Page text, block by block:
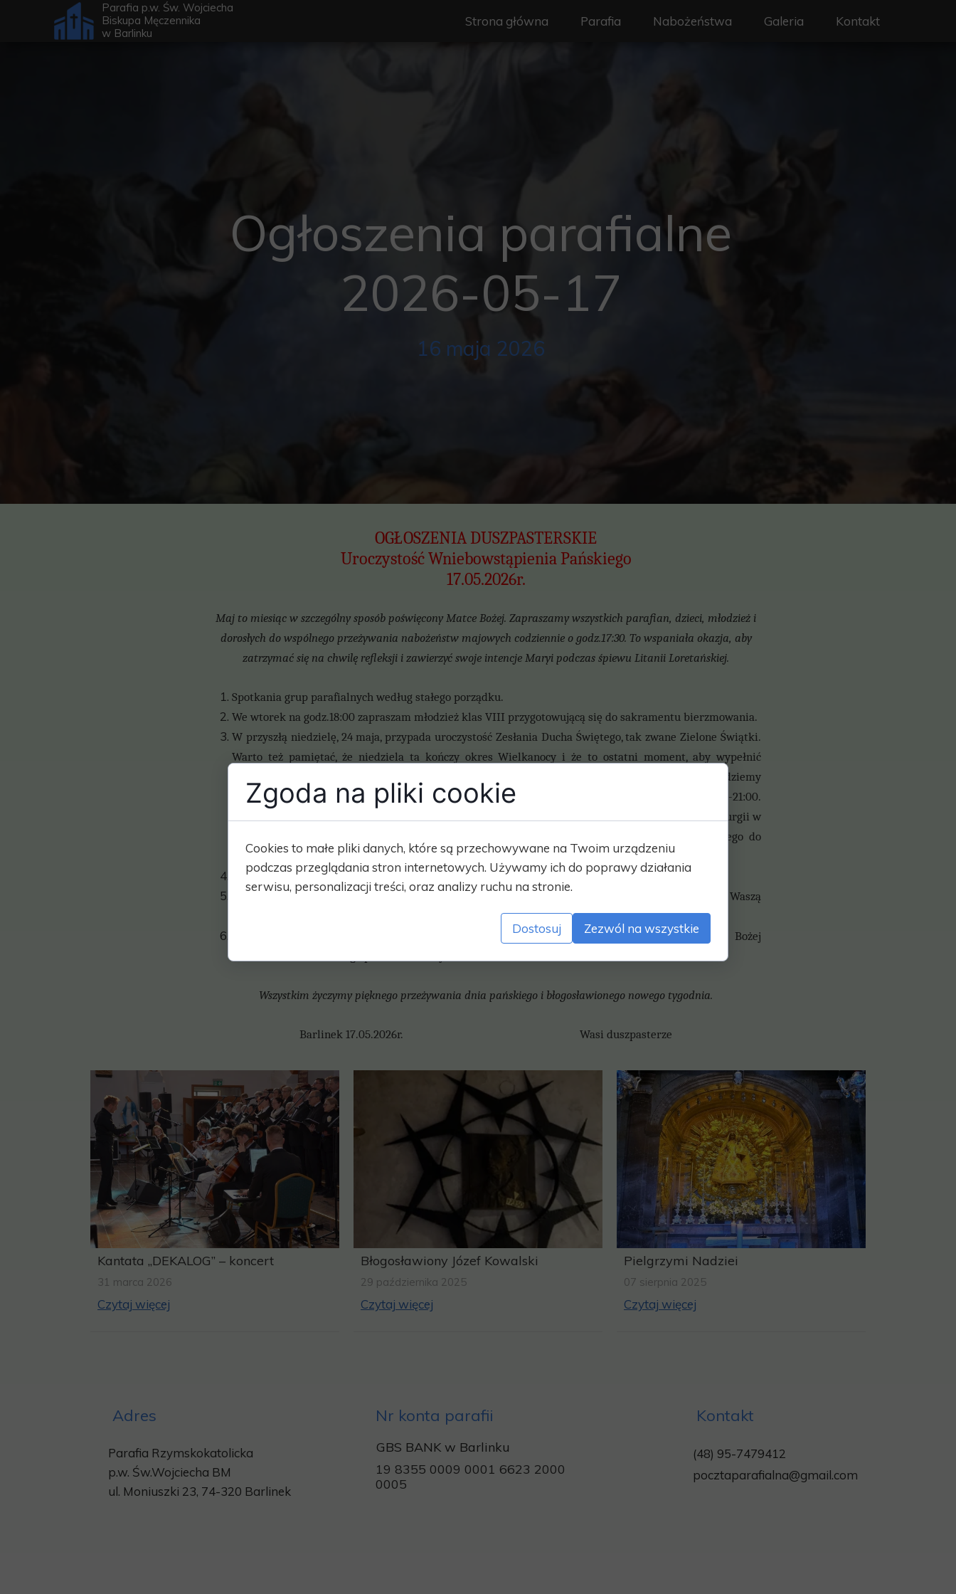
Parafia p.w. Św. Wojciecha
Biskupa Męczennika
w Barlinku
Strona główna Parafia
Historia
Nabożeństwa Galeria Kontakt
Ogłoszenia parafialne
2026-05-17
16 maja 2026
OGŁOSZENIA DUSZPASTERSKIE
Uroczystość Wniebowstąpienia Pańskiego
17.05.2026r.
Maj to miesiąc w szczególny sposób poświęcony Matce Bożej. Zapraszamy wszystkich parafian, dzieci, młodzież i
dorosłych do wspólnego przeżywania nabożeństw majowych codziennie o godz.17:30. To wspaniała okazja, aby
zatrzymać się na chwilę refleksji i zawierzyć swoje intencje Maryi podczas śpiewu Litanii Loretańskiej.
Spotkania grup parafialnych według stałego porządku.
We wtorek na godz.18:00 zapraszam młodzież klas VIII przygotowującą się do sakramentu bierzmowania.
W przyszłą niedzielę, 24 maja, przypada uroczystość Zesłania Ducha Świętego, tak zwane Zielone Świątki.
Warto też pamiętać, że niedziela ta kończy okres Wielkanocy i że to ostatni moment, aby wypełnić
przykazanie kościelne nakazujące spowiedź i Komunię Świętą .Wigilię tej uroczystości będziemy
świętować już w sobotę, 23 maja. Zapraszam na nabożeństwo i modlitwy do Ducha św. od godz.19:00-21:00.
Do tej uroczystości przygotowujemy się poprzez nowennę. Włączmy się do tej modlitwy podczas liturgii w
naszym kościele lub prywatnie odmawiajmy ją w domu. W uroczystość Zesłania Ducha Świętego do
puszek złożymy ofiary na KUL i WTUS.
Są wolne intencje mszalne możemy je zamawiać w zakrystii.
Za wszelkie dobro, modlitwy, ofiary, złożone przez Was na kościół i potrzeby parafii oraz za Waszą
Solenizantom i jubilatom tego tygodnia życzymy wielu łask Bożych oraz opieki Matki Bożej
Wszystkim życzymy pięknego przeżywania dnia pańskiego i błogosławionego nowego tygodnia.
Barlinek 17.05.2026r. Wasi duszpasterze
Kantata „DEKALOG” – koncert
31 marca 2026
Czytaj więcej
Błogosławiony Józef Kowalski
29 października 2025
Czytaj więcej
Pielgrzymi Nadziei
07 sierpnia 2025
Czytaj więcej
Adres Kontakt
Parafia Rzymskokatolicka
p.w. Św.Wojciecha BM
ul. Moniuszki 23, 74-320 Barlinek
(48) 95-7479412
pocztaparafialna@gmail.com
Nr konta parafii
GBS BANK w Barlinku
19 8355 0009 0001 6623 2000
0005
Zgoda na pliki cookie
Cookies to małe pliki danych, które są przechowywane na Twoim urządzeniu
podczas przeglądania stron internetowych. Używamy ich do poprawy działania
serwisu, personalizacji treści, oraz analizy ruchu na stronie.
Dostosuj Zezwól na wszystkie